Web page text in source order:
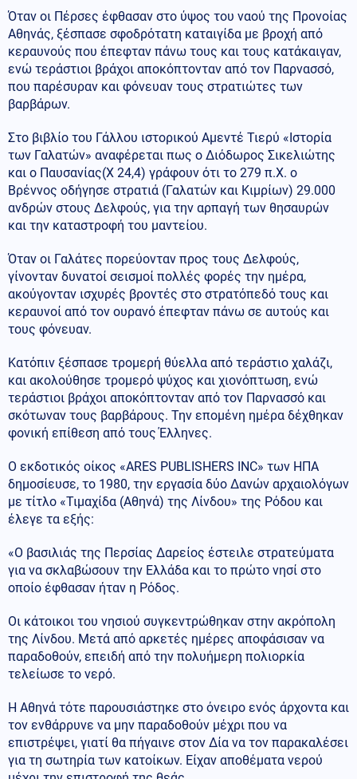
Όταν οι Πέρσες έφθασαν στο ύψος του ναού της Προνοίας
Αθηνάς, ξέσπασε σφοδρότατη καταιγίδα με βροχή από
κεραυνούς που έπεφταν πάνω τους και τους κατάκαιγαν,
ενώ τεράστιοι βράχοι αποκόπτονταν από τον Παρνασσό,
που παρέσυραν και φόνευαν τους στρατιώτες των
βαρβάρων.
Στο βιβλίο του Γάλλου ιστορικού Αμεντέ Τιερύ «Ιστορία
των Γαλατών» αναφέρεται πως ο Διόδωρος Σικελιώτης
και ο Παυσανίας(Χ 24,4) γράφουν ότι το 279 π.Χ. ο
Βρέννος οδήγησε στρατιά (Γαλατών και Κιμρίων) 29.000
ανδρών στους Δελφούς, για την αρπαγή των θησαυρών
και την καταστροφή του μαντείου.
Όταν οι Γαλάτες πορεύονταν προς τους Δελφούς,
γίνονταν δυνατοί σεισμοί πολλές φορές την ημέρα,
ακούγονταν ισχυρές βροντές στο στρατόπεδό τους και
κεραυνοί από τον ουρανό έπεφταν πάνω σε αυτούς και
τους φόνευαν.
Κατόπιν ξέσπασε τρομερή θύελλα από τεράστιο χαλάζι,
και ακολούθησε τρομερό ψύχος και χιονόπτωση, ενώ
τεράστιοι βράχοι αποκόπτονταν από τον Παρνασσό και
σκότωναν τους βαρβάρους. Την επομένη ημέρα δέχθηκαν
φονική επίθεση από τους Έλληνες.
Ο εκδοτικός οίκος «ARES PUBLISHERS INC» των ΗΠΑ
δημοσίευσε, το 1980, την εργασία δύο Δανών αρχαιολόγων
με τίτλο «Τιμαχίδα (Αθηνά) της Λίνδου» της Ρόδου και
έλεγε τα εξής:
«Ο βασιλιάς της Περσίας Δαρείος έστειλε στρατεύματα
για να σκλαβώσουν την Ελλάδα και το πρώτο νησί στο
οποίο έφθασαν ήταν η Ρόδος.
Οι κάτοικοι του νησιού συγκεντρώθηκαν στην ακρόπολη
της Λίνδου. Μετά από αρκετές ημέρες αποφάσισαν να
παραδοθούν, επειδή από την πολυήμερη πολιορκία
τελείωσε το νερό.
Η Αθηνά τότε παρουσιάστηκε στο όνειρο ενός άρχοντα και
τον ενθάρρυνε να μην παραδοθούν μέχρι που να
επιστρέψει, γιατί θα πήγαινε στον Δία να τον παρακαλέσει
για τη σωτηρία των κατοίκων. Είχαν αποθέματα νερού